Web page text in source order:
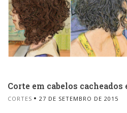
Corte em cabelos cacheados
CORTES 27 DE SETEMBRO DE 2015